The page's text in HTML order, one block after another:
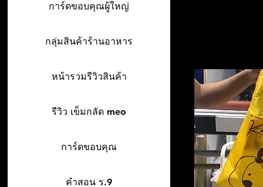
การ์ดขอบคุณผู้ใหญ่
กลุ่มสินค้าร้านอาหาร
หน้ารวมรีวิวสินค้า
รีวิว เข็มกลัด meo
การ์ดขอบคุณ
คำสอน ร.9